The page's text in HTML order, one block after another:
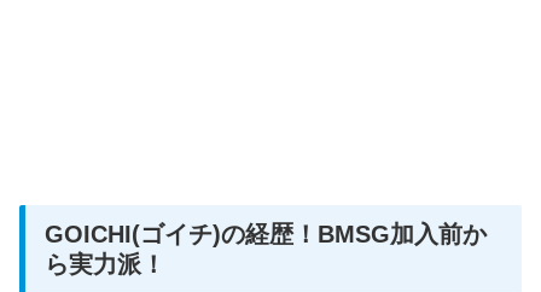
GOICHI(ゴイチ)の経歴！BMSG加入前か
ら実力派！